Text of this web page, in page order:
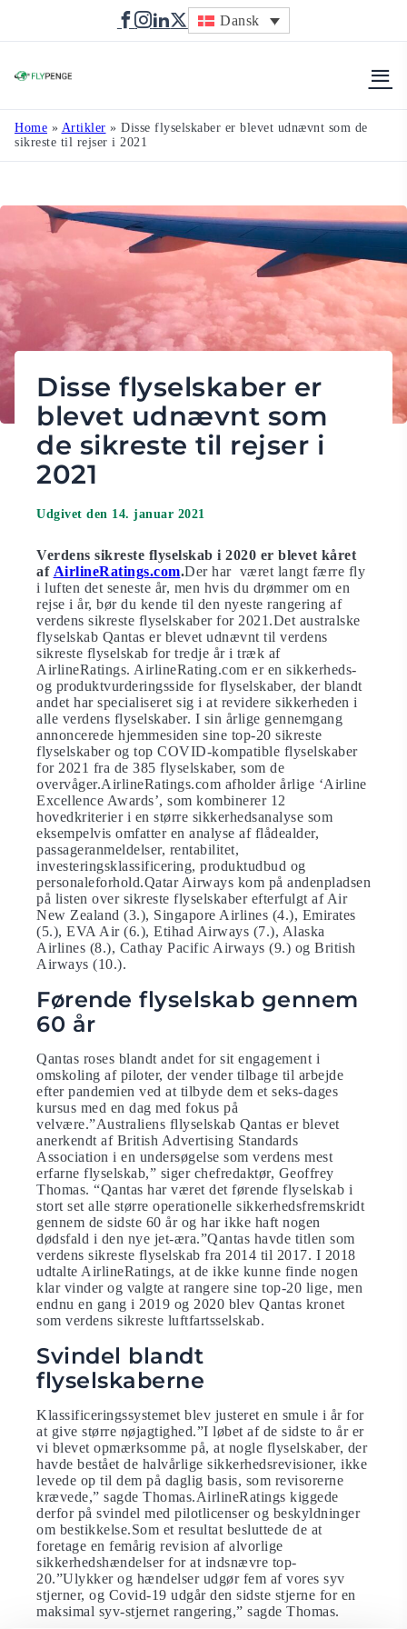
Dansk
Home » Artikler » Disse flyselskaber er blevet udnævnt som de
sikreste til rejser i 2021
Disse flyselskaber er
blevet udnævnt som
de sikreste til rejser i
2021
Udgivet den 14. januar 2021
Verdens sikreste flyselskab i 2020 er blevet kåret
af AirlineRatings.com.Der har været langt færre fly
i luften det seneste år, men hvis du drømmer om en
rejse i år, bør du kende til den nyeste rangering af
verdens sikreste flyselskaber for 2021.Det australske
flyselskab Qantas er blevet udnævnt til verdens
sikreste flyselskab for tredje år i træk af
AirlineRatings. AirlineRating.com er en sikkerheds-
og produktvurderingsside for flyselskaber, der blandt
andet har specialiseret sig i at revidere sikkerheden i
alle verdens flyselskaber. I sin årlige gennemgang
annoncerede hjemmesiden sine top-20 sikreste
flyselskaber og top COVID-kompatible flyselskaber
for 2021 fra de 385 flyselskaber, som de
overvåger.AirlineRatings.com afholder årlige ‘Airline
Excellence Awards’, som kombinerer 12
hovedkriterier i en større sikkerhedsanalyse som
eksempelvis omfatter en analyse af flådealder,
passageranmeldelser, rentabilitet,
investeringsklassificering, produktudbud og
personaleforhold.Qatar Airways kom på andenpladsen
på listen over sikreste flyselskaber efterfulgt af Air
New Zealand (3.), Singapore Airlines (4.), Emirates
(5.), EVA Air (6.), Etihad Airways (7.), Alaska
Airlines (8.), Cathay Pacific Airways (9.) og British
Airways (10.).
Førende flyselskab gennem
60 år
Qantas roses blandt andet for sit engagement i
omskoling af piloter, der vender tilbage til arbejde
efter pandemien ved at tilbyde dem et seks-dages
kursus med en dag med fokus på
velvære.”Australiens fllyselskab Qantas er blevet
anerkendt af British Advertising Standards
Association i en undersøgelse som verdens mest
erfarne flyselskab,” siger chefredaktør, Geoffrey
Thomas. “Qantas har været det førende flyselskab i
stort set alle større operationelle sikkerhedsfremskridt
gennem de sidste 60 år og har ikke haft nogen
dødsfald i den nye jet-æra.”Qantas havde titlen som
verdens sikreste flyselskab fra 2014 til 2017. I 2018
udtalte AirlineRatings, at de ikke kunne finde nogen
klar vinder og valgte at rangere sine top-20 lige, men
endnu en gang i 2019 og 2020 blev Qantas kronet
som verdens sikreste luftfartsselskab.
Svindel blandt
flyselskaberne
Klassificeringssystemet blev justeret en smule i år for
at give større nøjagtighed.”I løbet af de sidste to år er
vi blevet opmærksomme på, at nogle flyselskaber, der
havde bestået de halvårlige sikkerhedsrevisioner, ikke
levede op til dem på daglig basis, som revisorerne
krævede,” sagde Thomas.AirlineRatings kiggede
derfor på svindel med pilotlicenser og beskyldninger
om bestikkelse.Som et resultat besluttede de at
foretage en femårig revision af alvorlige
sikkerhedshændelser for at indsnævre top-
20.”Ulykker og hændelser udgør fem af vores syv
stjerner, og Covid-19 udgår den sidste stjerne for en
maksimal syv-stjernet rangering,” sagde Thomas.